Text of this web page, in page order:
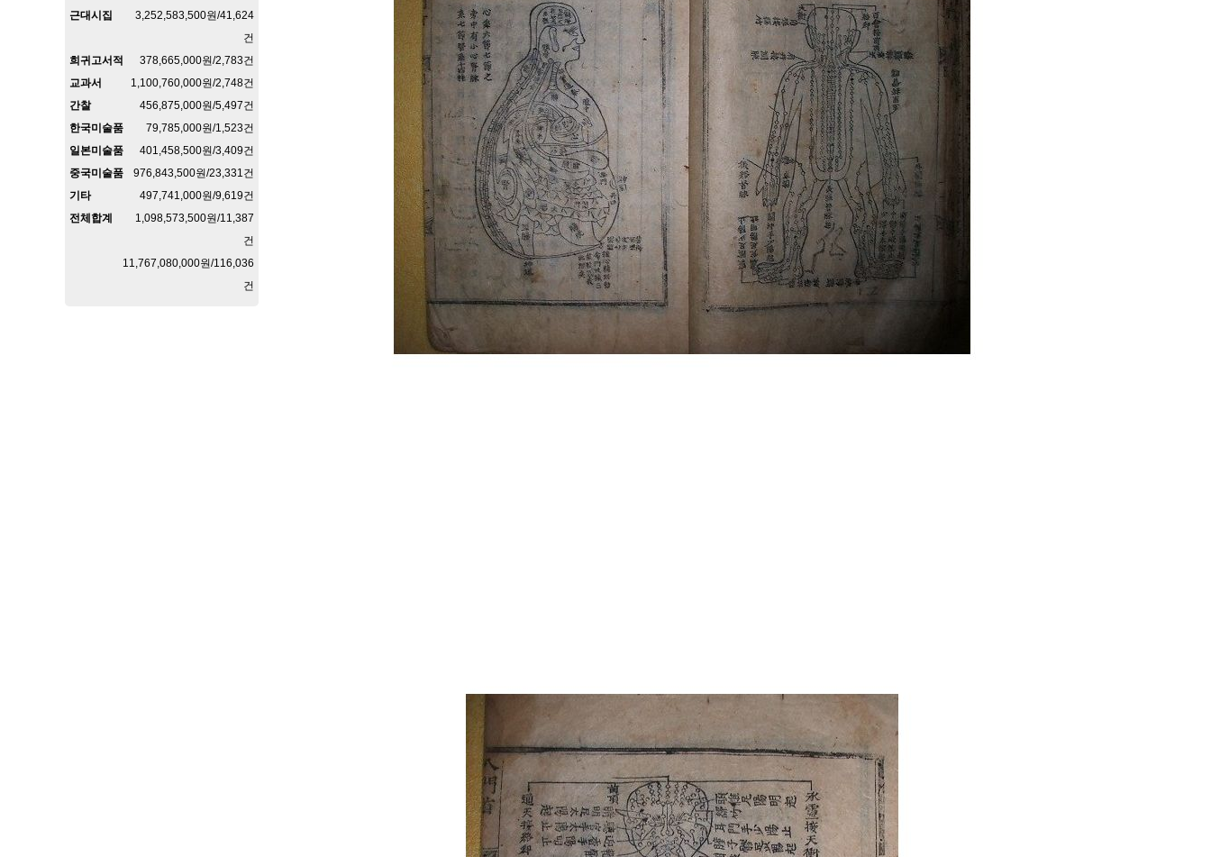
3,252,583,500원/41,624
건
근대시집
378,665,000원/2,783건
희귀고서적
1,100,760,000원/2,748건
교과서
456,875,000원/5,497건
간찰
79,785,000원/1,523건
한국미술품
401,458,500원/3,409건
일본미술품
976,843,500원/23,331건
중국미술품
497,741,000원/9,619건
기타
1,098,573,500원/11,387
건
전체합계
11,767,080,000원/116,036
건